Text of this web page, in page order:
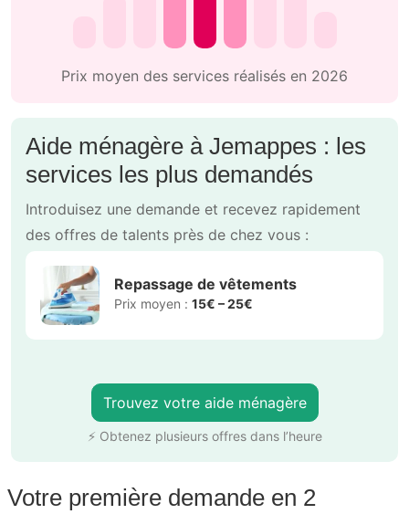
Prix moyen des services réalisés en 2026
Aide ménagère à Jemappes : les
services les plus demandés
Introduisez une demande et recevez rapidement
des offres de talents près de chez vous :
Repassage de vêtements
Prix moyen : 15€ – 25€
Trouvez votre aide ménagère
⚡ Obtenez plusieurs offres dans l’heure
Votre première demande en 2